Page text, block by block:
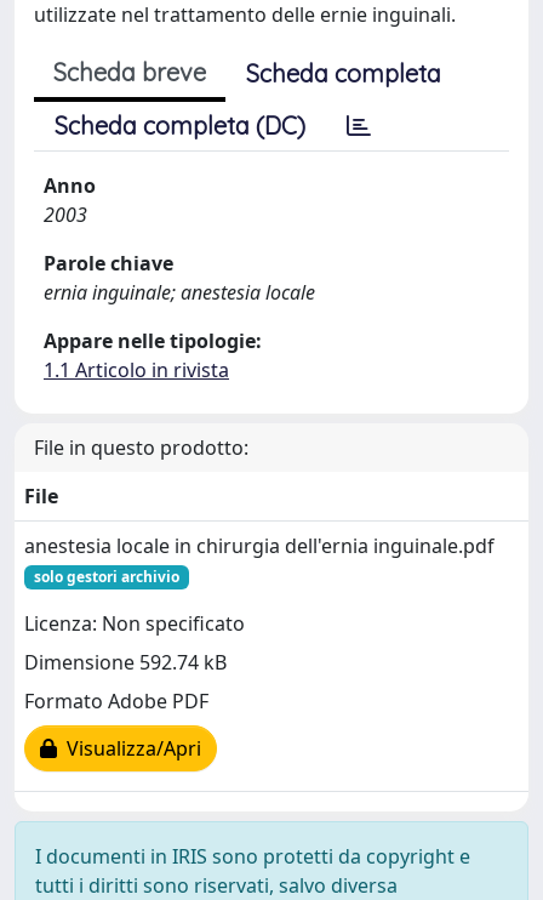
utilizzate nel trattamento delle ernie inguinali.
Scheda breve
Scheda completa
Scheda completa (DC)
Anno
2003
Parole chiave
ernia inguinale; anestesia locale
Appare nelle tipologie:
1.1 Articolo in rivista
File in questo prodotto:
File
anestesia locale in chirurgia dell'ernia inguinale.pdf
solo gestori archivio
Licenza: Non specificato
Dimensione 592.74 kB
Formato Adobe PDF
Visualizza/Apri
I documenti in IRIS sono protetti da copyright e
tutti i diritti sono riservati, salvo diversa